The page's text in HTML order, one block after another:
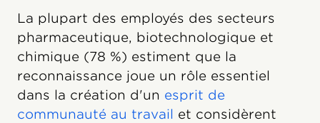
La plupart des employés des secteurs
pharmaceutique, biotechnologique et
chimique (78 %) estiment que la
reconnaissance joue un rôle essentiel
dans la création d'un esprit de
communauté au travail et considèrent